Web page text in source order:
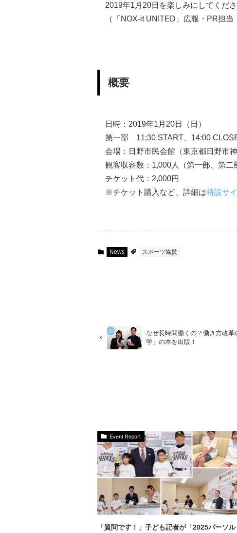
2019年1月20日を楽しみにしてくださ
（「NOX-it UNITED」広報・PR担当
概要
日時：2019年1月20日（日）
第一部 11:30 START、14:00
会場：日野市民会館（東京都日野市神
観客収容数：1,000人（第一部、第二
チケット代：2,000円
※チケット購入など、詳細は特設サ
News スポーツ協賛
なぜ長時間働くの？働き方改
学」の本を出版！
Event Report
「質問です！」子ども記者が「2025パーソル